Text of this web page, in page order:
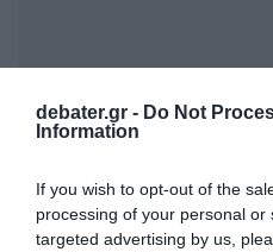
debater.gr - Do Not
Information
If you wish to opt-out of the
processing of your personal
targeted advertising by us,
κυκλοφορίας
είχε εξαφανιστεί